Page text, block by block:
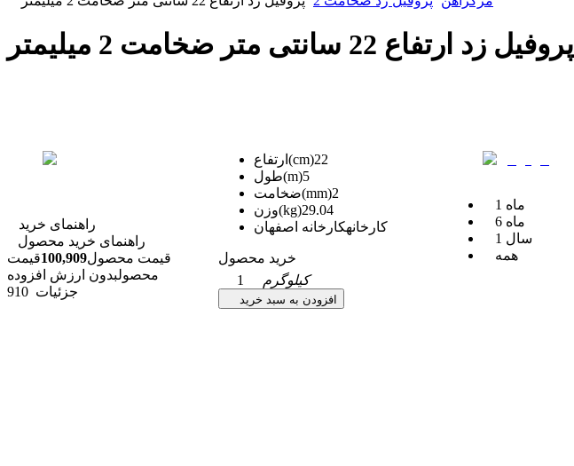
پروفیل زد ارتفاع 22 سانتی متر ضخامت 2 میلیمتر
راهنمای خرید
راهنمای خرید محصول
قیمت محصول100,909قیمت
محصولبدون ارزش افزوده
910 جزئیات
ارتفاع(cm)22
طول(m)5
ضخامت(mm)2
وزن(kg)29.04
کارخانهکارخانه اصفهان
خرید محصول
1
کیلوگرم
افزودن به سبد خرید
1 ماه
6 ماه
1 سال
همه